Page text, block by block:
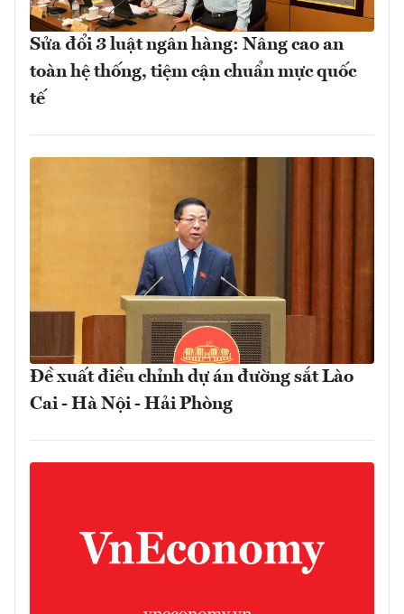
Sửa đổi 3 luật ngân hàng: Nâng cao an
toàn hệ thống, tiệm cận chuẩn mực quốc
tế
Đề xuất điều chỉnh dự án đường sắt Lào
Cai - Hà Nội - Hải Phòng